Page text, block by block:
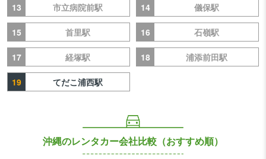
13 市立病院前駅 14 儀保駅
15 首里駅 16 石嶺駅
17 経塚駅 18 浦添前田駅
19 てだこ浦西駅
沖縄のレンタカー会社比較（おすすめ順）